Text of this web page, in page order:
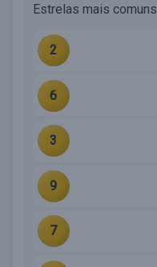
Estrelas mais comuns
2
6
3
9
7